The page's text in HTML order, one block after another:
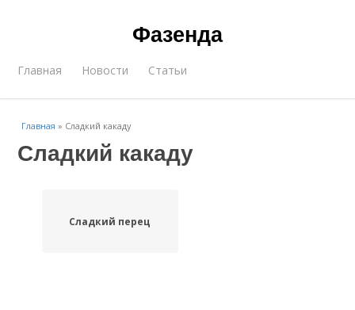
Фазенда
Главная Новости Статьи
Главная » Сладкий какаду
Сладкий какаду
Сладкий перец